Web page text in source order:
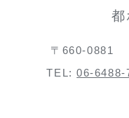
都
〒660-0881
TEL:06-6488-